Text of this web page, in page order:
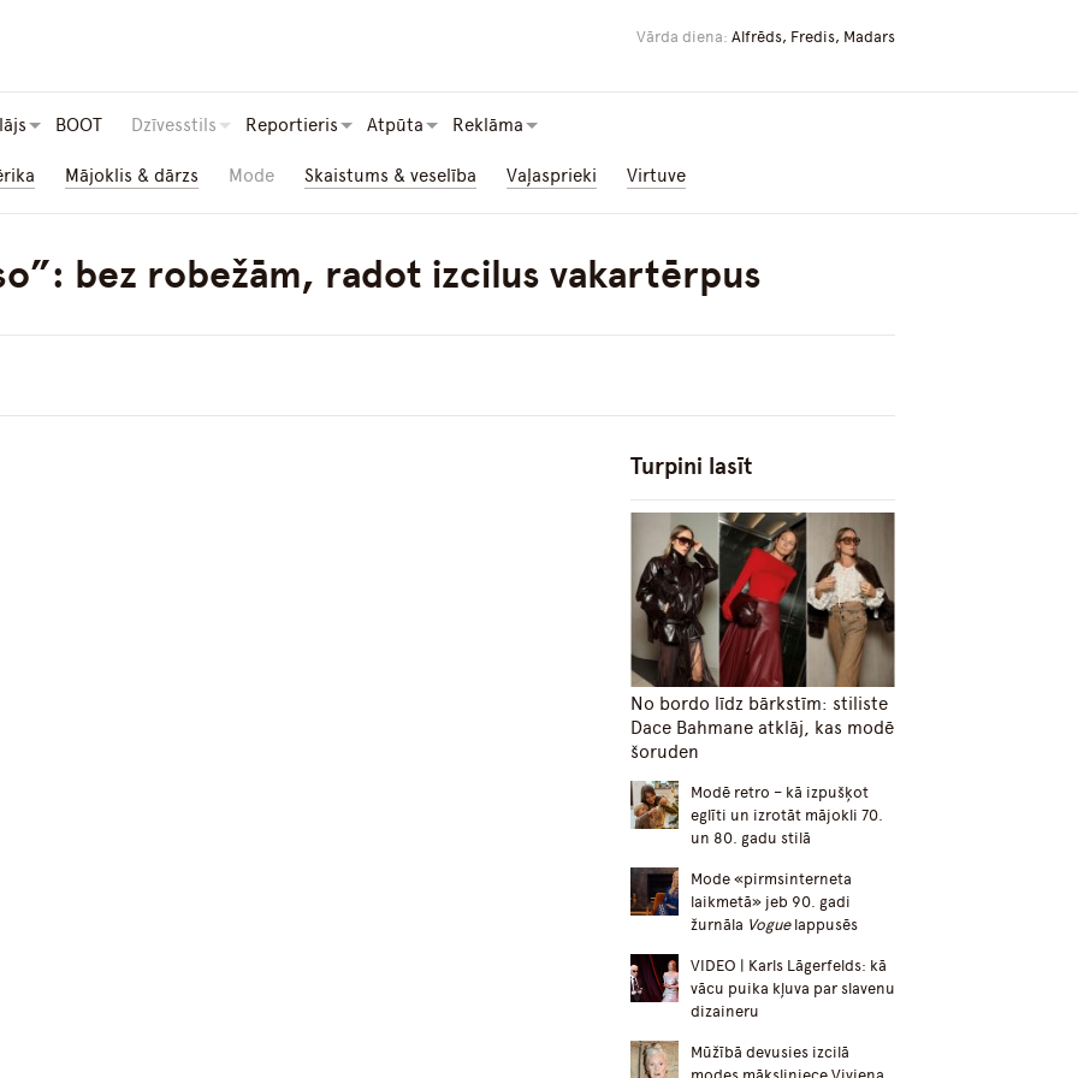
Vārda diena: Alfrēds, Fredis, Madars
BOOT Dzīvesstils Reportieris Atpūta Reklāma
Mājoklis & dārzs Mode Skaistums & veselība Vaļasprieki Virtuve
bez robežām, radot izcilus vakartērpus
Turpini lasīt
No bordo līdz bārkstīm: stiliste
Dace Bahmane atklāj, kas modē
šoruden
Modē retro – kā izpušķot
eglīti un izrotāt mājokli 70.
un 80. gadu stilā
Mode «pirmsinterneta
laikmetā» jeb 90. gadi
žurnāla Voguelappusēs
VIDEO | Karls Lāgerfelds: kā
vācu puika kļuva par slavenu
dizaineru
Mūžībā devusies izcilā